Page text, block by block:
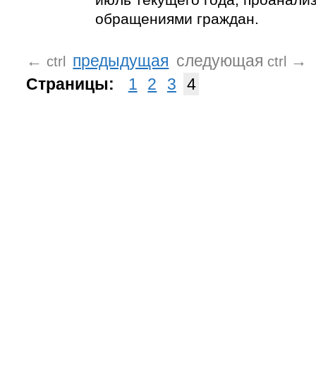
обращениями граждан.
← ctrl предыдущая следующая ctrl
→
Страницы:
1 2 3 4